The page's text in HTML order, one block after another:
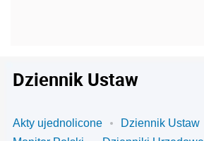
Dziennik Ustaw
Akty ujednolicone
Dziennik Ustaw